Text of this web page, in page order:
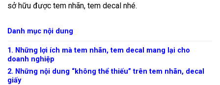
sở hữu được tem nhãn, tem decal nhé.
Danh mục nội dung
1. Những lợi ích mà tem nhãn, tem decal mang lại cho
doanh nghiệp
2. Những nội dung “không thể thiếu” trên tem nhãn, decal
giấy